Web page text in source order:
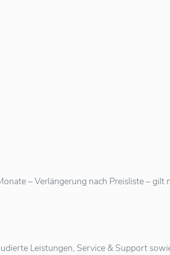
– Verlängerung nach Preisliste – gilt
Leistungen, Service & Support